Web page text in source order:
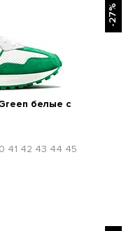
-27%
белые с
41 42 43 44 45